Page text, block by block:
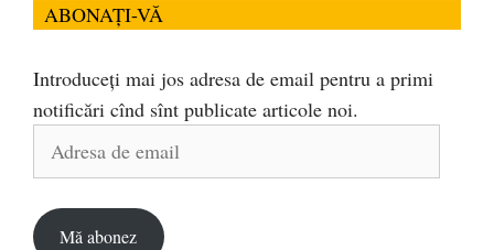
ABONAȚI-VĂ
Introduceți mai jos adresa de email pentru a primi
notificări cînd sînt publicate articole noi.
Adresa
Mă abonez